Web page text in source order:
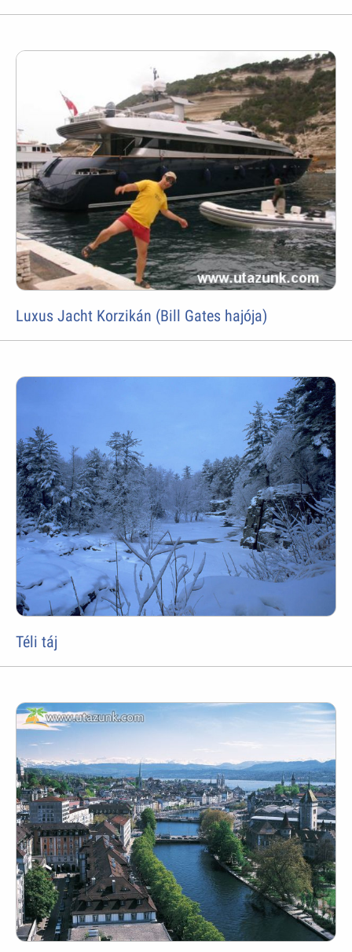
Luxus Jacht Korzikán (Bill Gates hajója)
Téli táj